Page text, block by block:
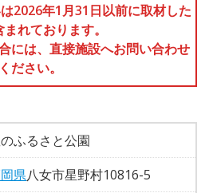
2026年1月31日以前に取材した
れております。
には、直接施設へお問い合わせ
ください。
ふるさと公園
県八女市星野村10816-5